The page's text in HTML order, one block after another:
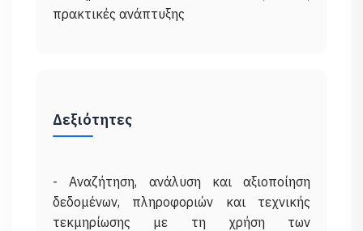
Δεξιότητες
- Αναζήτηση, ανάλυση και αξιοποίηση
δεδομένων, πληροφοριών και τεχνικής
τεκμηρίωσης με τη χρήση των